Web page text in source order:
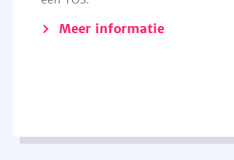
Meer informatie